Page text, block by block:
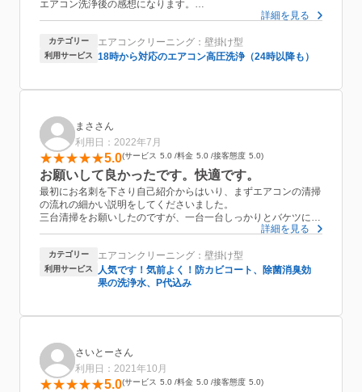
エアコン洗浄後の感想になります。
まず、見た目からとても綺麗になっており驚きました。
匂いが気になったため
お願いしたのですが
室外機洗浄もお願いしました。
価格も良心的で
すぐに対応してくださり
とても助かりました。
もう一台もお願いすれば良かったです。。
またお願いさせていただきます。
詳細を見る
カテゴリー エアコンクリーニング：壁掛け型
利用サービス 18時から対応のエアコン高圧洗浄（24時以降も）
まささん
利用日：2022年7月
5.0 サービス 5.0 料金 5.0 接客態度 5.0
お願いして良かったです。快適です。
最初にお名刺を下さり自己紹介からはいり、まずエアコンの清掃
の流れの細かい説明をしてくださいました。
三台清掃をお願いしたのですが、一台一台しっかりとバケツに溜
終了時間も予定どおりでテキパキ作業してくださいました。
清掃して頂いたあとは部屋の空気が違うきがします。お願いして
よかったです。
詳細を見る
カテゴリー エアコンクリーニング：壁掛け型
利用サービス
人気です！気前よく！防カビコート、除菌消臭効
果の洗浄水、P代込み
さいとーさん
利用日：2021年10月
5.0 サービス 5.0 料金 5.0 接客態度 5.0